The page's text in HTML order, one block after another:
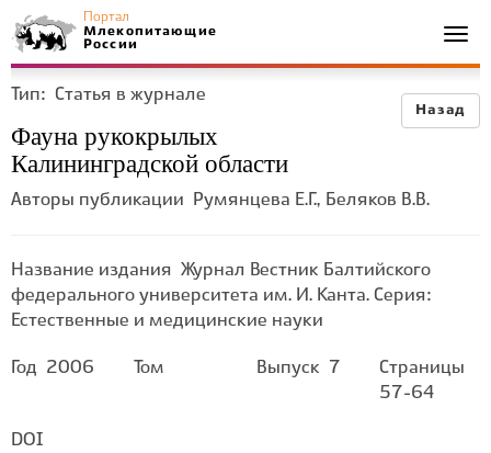
Портал
Млекопитающие
России
Назад
Тип: Статья в журнале
Фауна рукокрылых
Калининградской области
Авторы публикации Румянцева Е.Г., Беляков В.В.
Название издания
Журнал Вестник Балтийского
федерального университета им. И. Канта. Серия:
Естественные и медицинские науки
Год 2006 Том Выпуск 7
Страницы
57-64
DOI